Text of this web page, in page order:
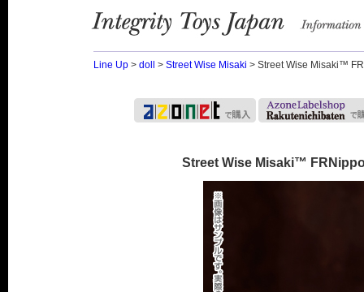
Integrity Toys Japan
information
Line Up > doll > Street Wise Misaki > Street Wise Misaki™
Street Wise Misaki™